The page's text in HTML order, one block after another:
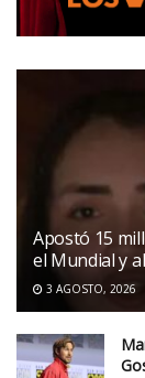
Apostó 15
el Mundial y
3 AGOSTO, 2026